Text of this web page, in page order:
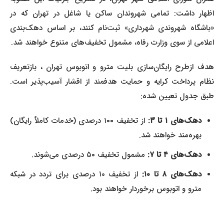
اظهار داشت: تمامی شهروندان ساکن یا شاغل در تهران که در
«باشگاه شهروندی شهرداری» ثبت‌نام کنند، بر اساس دهک‌بندی
اعلامی از سوی وزارت رفاه، مشمول تخفیف‌های متنوع خواهند شد.
هدف ازطرح رایگان‌سازی بلیت مترو و اتوبوس تهران ، بازتعریف
نظام پرداخت کرایه و حمایت هدفمند از اقشار آسیب‌پذیر است.
طبق جدول تعیین شده:
دهک‌های ۱ تا ۳:
از تخفیف ۱۰۰ درصدی (خدمات کاملاً رایگان)
بهره‌مند خواهند شد.
دهک‌های ۴ تا ۷:
مشمول تخفیف ۵۰ درصدی می‌شوند.
دهک‌های ۸ تا ۱۰:
از تخفیف ۱۰ درصدی برای تردد در شبکه
مترو و اتوبوس برخوردار خواهند بود.